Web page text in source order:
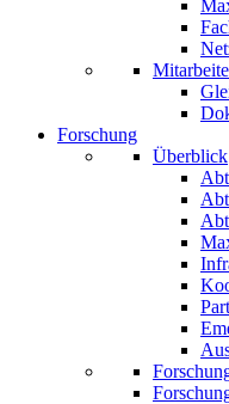
Forschung
Überblick